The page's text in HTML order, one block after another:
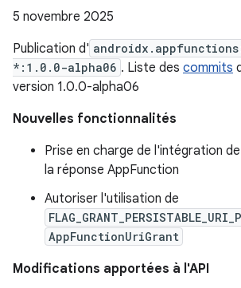
5 novembre 2025
Publication d'
*:1.0.0-alpha06 . Liste des commits
version 1.0.0-alpha06
Nouvelles fonctionnalités
Prise en charge de l'intégration
la réponse AppFunction
Autoriser l'utilisation de
AppFunctionUriGrant
Modifications apportées à l'API